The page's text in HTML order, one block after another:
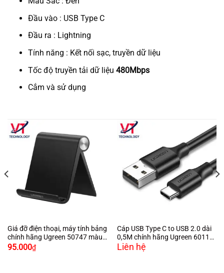
Đầu vào : USB Type C
Đầu ra : Lightning
Tính năng : Kết nối sạc, truyền dữ liệu
Tốc độ truyền tải dữ liệu 480Mbps
Cắm và sử dụng
Giá đỡ điện thoại, máy tính bảng
chính hãng Ugreen 50747 màu
đen cao cấp
95.000₫
Cáp USB Type C to USB 2.0 dài
0,5M chính hãng Ugreen 60115
màu đen cao cấp
Liên hệ